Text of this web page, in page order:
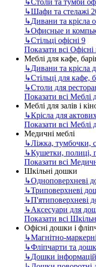
↳Шафи та стелажі
↳Дивани та крісла
↳Офисные и
↳Стільці офісні 9
Показати всі Офісні
Меблі для кафе,
↳Дивани та крісла
↳Стільці для кафе,
↳Столи для
Показати всі Меблі
Меблі для залів і
↳Крісла для
Показати всі Меблі
Медичні меблі
↳Ліжка, тумбочки,
↳Кушетки, полиці,
Показати всі
Шкільні дошки
↳Одноповерхневі
↳Триповерхневі
↳П'ятиповерхневі
↳Аксесуари для
Показати всі
Офісні дошки і
↳Магнітно-
↳Фліпчарти та
↳Дошки